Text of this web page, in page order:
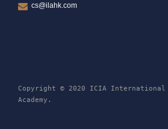
cs@ilahk.com
Copyright © 2020 ICIA International
Academy.